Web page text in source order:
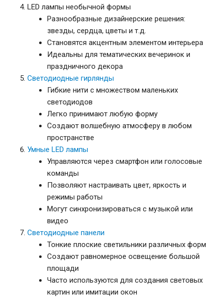
LED лампы необычной формы
Разнообразные дизайнерские решения:
звезды, сердца, цветы и т.д.
Становятся акцентным элементом интерьера
Идеальны для тематических вечеринок и
праздничного декора
Светодиодные гирлянды
Гибкие нити с множеством маленьких
светодиодов
Легко принимают любую форму
Создают волшебную атмосферу в любом
пространстве
Умные LED лампы
Управляются через смартфон или голосовые
команды
Позволяют настраивать цвет, яркость и
режимы работы
Могут синхронизироваться с музыкой или
видео
Светодиодные панели
Тонкие плоские светильники различных форм
Создают равномерное освещение большой
площади
Часто используются для создания световых
картин или имитации окон